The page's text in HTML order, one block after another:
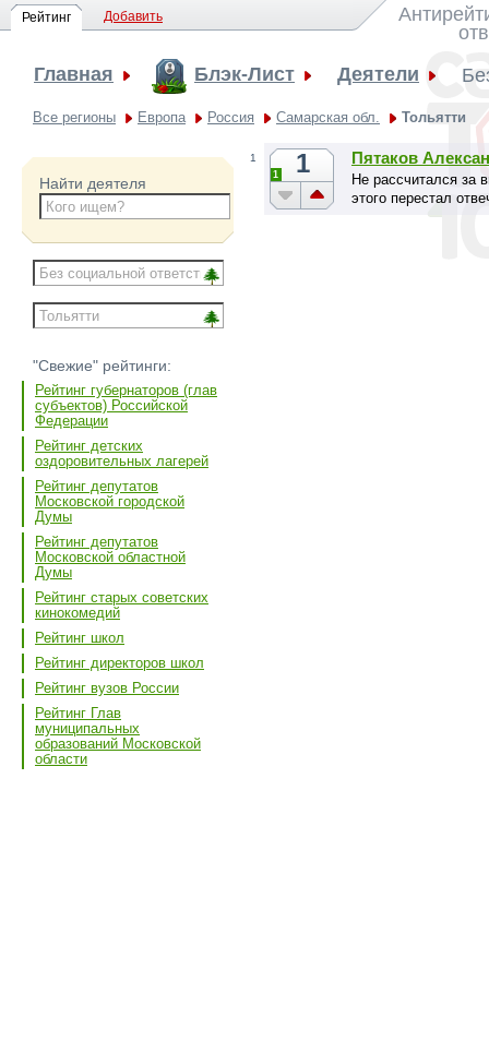
Рейтинг Добавить
Главная
Блэк-Лист Деятели
Все регионы Европа Россия Самарская обл. Тольятти
Найти деятеля
"Свежие" рейтинги:
Рейтинг губернаторов (глав
субъектов) Российской
Федерации
Рейтинг детских
оздоровительных лагерей
Рейтинг депутатов
Московской городской
Думы
Рейтинг депутатов
Московской областной
Думы
Рейтинг старых советских
кинокомедий
Рейтинг школ
Рейтинг директоров школ
Рейтинг вузов России
Рейтинг Глав
муниципальных
образований Московской
области
1 1
1
Пятаков
Не рассчитался за
этого перестал